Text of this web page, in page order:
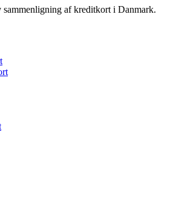
af kreditkort i Danmark.